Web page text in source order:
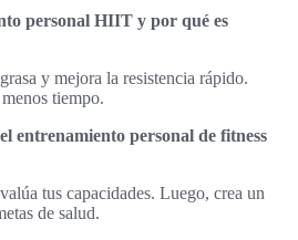
personal HIIT y por qué es
y mejora la resistencia rápido.
tiempo.
entrenamiento personal de fitness
tus capacidades. Luego, crea un
de salud.